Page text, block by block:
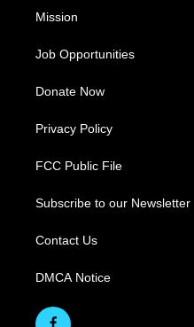
Mission
Job Opportunities
Donate Now
Privacy Policy
FCC Public File
Subscribe to our Newsletter
Contact Us
DMCA Notice